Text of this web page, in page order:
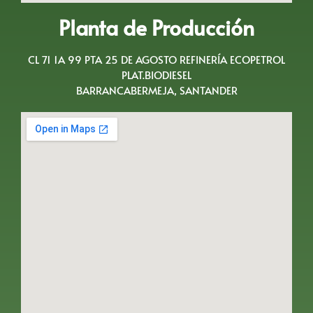
Planta de Producción
CL 71 1A 99 PTA 25 DE AGOSTO REFINERÍA ECOPETROL
PLAT.BIODIESEL
BARRANCABERMEJA, SANTANDER